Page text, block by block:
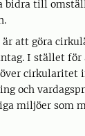
bidra till
att göra
I stället
cirkularitet
och
miljöer som